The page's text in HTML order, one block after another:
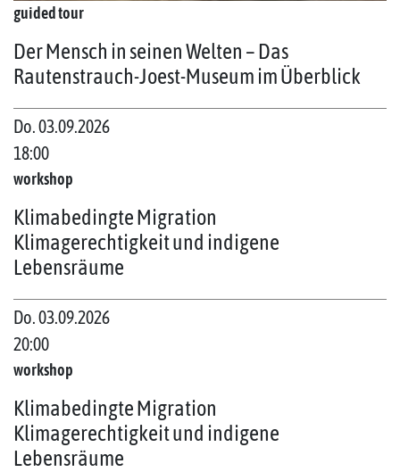
guided tour
Der Mensch in seinen Welten – Das
Rautenstrauch-Joest-Museum im Überblick
Do. 03.09.2026
18:00
workshop
Klimabedingte Migration
Klimagerechtigkeit und indigene
Lebensräume
Do. 03.09.2026
20:00
workshop
Klimabedingte Migration
Klimagerechtigkeit und indigene
Lebensräume